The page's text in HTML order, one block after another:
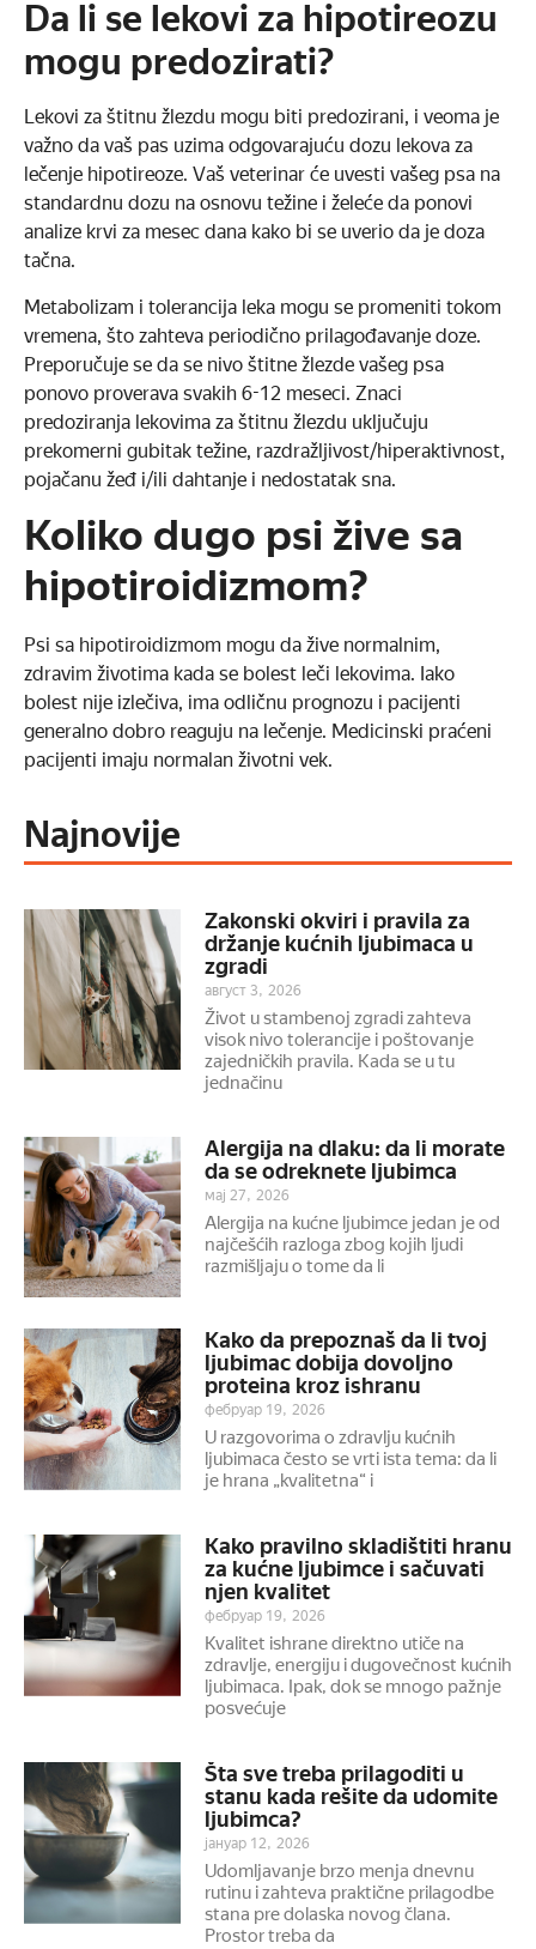
Da li se lekovi za hipotireozu
mogu predozirati?
Lekovi za štitnu žlezdu mogu biti predozirani, i veoma je
važno da vaš pas uzima odgovarajuću dozu lekova za
lečenje hipotireoze. Vaš veterinar će uvesti vašeg psa na
standardnu dozu na osnovu težine i želeće da ponovi
analize krvi za mesec dana kako bi se uverio da je doza
tačna.
Metabolizam i tolerancija leka mogu se promeniti tokom
vremena, što zahteva periodično prilagođavanje doze.
Preporučuje se da se nivo štitne žlezde vašeg psa
ponovo proverava svakih 6-12 meseci. Znaci
predoziranja lekovima za štitnu žlezdu uključuju
prekomerni gubitak težine, razdražljivost/hiperaktivnost,
pojačanu žeđ i/ili dahtanje i nedostatak sna.
Koliko dugo psi žive sa
hipotiroidizmom?
Psi sa hipotiroidizmom mogu da žive normalnim,
zdravim životima kada se bolest leči lekovima. Iako
bolest nije izlečiva, ima odličnu prognozu i pacijenti
generalno dobro reaguju na lečenje. Medicinski praćeni
pacijenti imaju normalan životni vek.
Najnovije
Zakonski okviri i pravila za
držanje kućnih ljubimaca u
zgradi
август 3, 2026
Život u stambenoj zgradi zahteva
visok nivo tolerancije i poštovanje
zajedničkih pravila. Kada se u tu
jednačinu
Alergija na dlaku: da li morate
da se odreknete ljubimca
мај 27, 2026
Alergija na kućne ljubimce jedan je od
najčešćih razloga zbog kojih ljudi
razmišljaju o tome da li
Kako da prepoznaš da li tvoj
ljubimac dobija dovoljno
proteina kroz ishranu
фебруар 19, 2026
U razgovorima o zdravlju kućnih
ljubimaca često se vrti ista tema: da li
je hrana „kvalitetna“ i
Kako pravilno skladištiti hranu
za kućne ljubimce i sačuvati
njen kvalitet
фебруар 19, 2026
Kvalitet ishrane direktno utiče na
zdravlje, energiju i dugovečnost kućnih
ljubimaca. Ipak, dok se mnogo pažnje
posvećuje
Šta sve treba prilagoditi u
stanu kada rešite da udomite
ljubimca?
јануар 12, 2026
Udomljavanje brzo menja dnevnu
rutinu i zahteva praktične prilagodbe
stana pre dolaska novog člana.
Prostor treba da